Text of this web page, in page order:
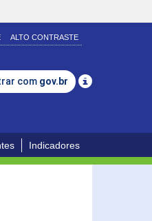
ALTO CONTRASTE
com gov.br
Indicadores